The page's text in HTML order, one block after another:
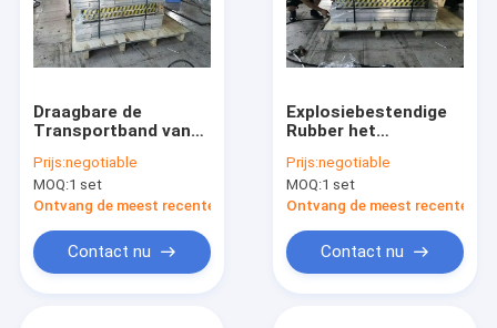
Draagbare de
Transportband van
Vulcaniseren
Machine voor
Elektrische centrales
Prijs:negotiable
MOQ:1 set
Ontvang de meest recente Prijs
Contact nu
Explosiebestendige
Rubber het
Machine voor
Transportband 0 ~
200 Aanpassing ℃
Prijs:negotiable
MOQ:1 set
Ontvang de meest recente
Contact nu